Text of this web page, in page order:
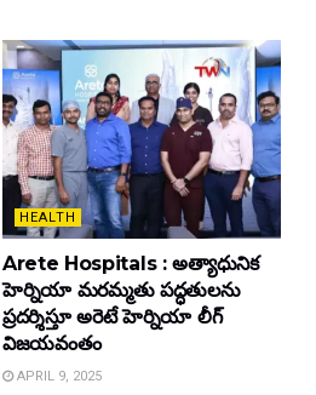
HEALTH
Arete Hospitals : అత్యాధునిక
హెర్నియా మరమ్మతు పద్ధతులను
ప్రదర్శిస్తూ అరెటే హెర్నియా లీగ్
విజయవంతం
APRIL 9, 2025